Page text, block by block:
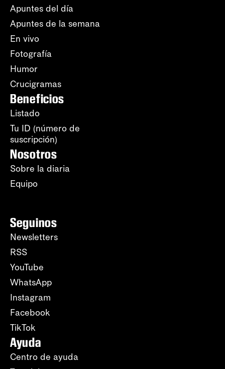
Apuntes del día
Apuntes de la semana
En vivo
Fotografía
Humor
Crucigramas
Beneficios
Listado
Tu ID (número de
suscripción)
Nosotros
Sobre la diaria
Equipo
Seguinos
Newsletters
RSS
YouTube
WhatsApp
Instagram
Facebook
TikTok
Ayuda
Centro de ayuda